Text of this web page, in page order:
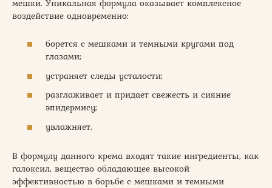
мешки. Уникальная формула оказывает комплексное
воздействие одновременно:
борется с мешками и темными кругами под
глазами;
устраняет следы усталости;
разглаживает и придает свежесть и сияние
эпидермису;
увлажняет.
В формулу данного крема входят такие ингредиенты, как
галоксил, вещество обладающее высокой
эффективностью в борьбе с мешками и темными